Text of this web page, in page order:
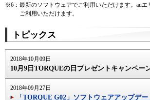
※6： 最新のソフトウェアでご利用いただけます。au
ご利用いただけます。
トピックス
2018年10月09日
10月9日TORQUEの日プレゼントキャンペー
2018年09月27日
「TORQUE G02」ソフトウェアアップデ